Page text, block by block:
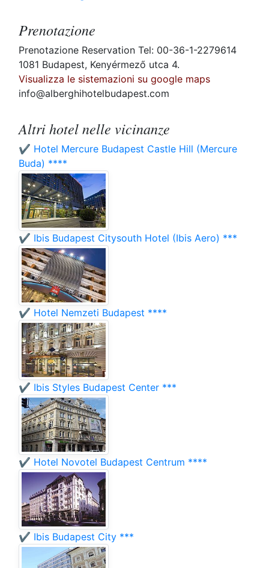
Prenotazione
Prenotazione Reservation Tel: 00-36-1-2279614
1081 Budapest, Kenyérmező utca 4.
Visualizza le sistemazioni su google maps
info@alberghihotelbudapest.com
Altri hotel nelle vicinanze
✔️ Hotel Mercure Budapest Castle Hill (Mercure
Buda) ****
✔️ Ibis Budapest Citysouth Hotel (Ibis Aero) ***
✔️ Hotel Nemzeti Budapest ****
✔️ Ibis Styles Budapest Center ***
✔️ Hotel Novotel Budapest Centrum ****
✔️ Ibis Budapest City ***